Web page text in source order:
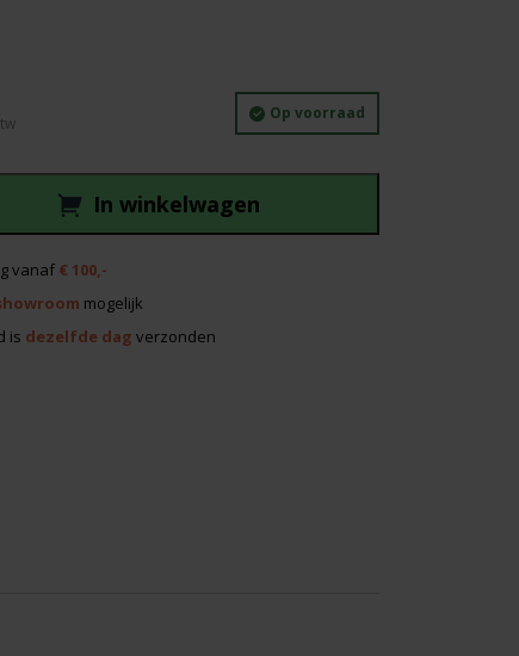
Op voorraad
In winkelwagen
prijs
295,00.
vanaf € 100,-
mogelijk
is dezelfde dag verzonden